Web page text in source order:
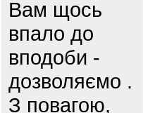
Вам щось
впало до
вподоби -
дозволяємо .
З повагою,